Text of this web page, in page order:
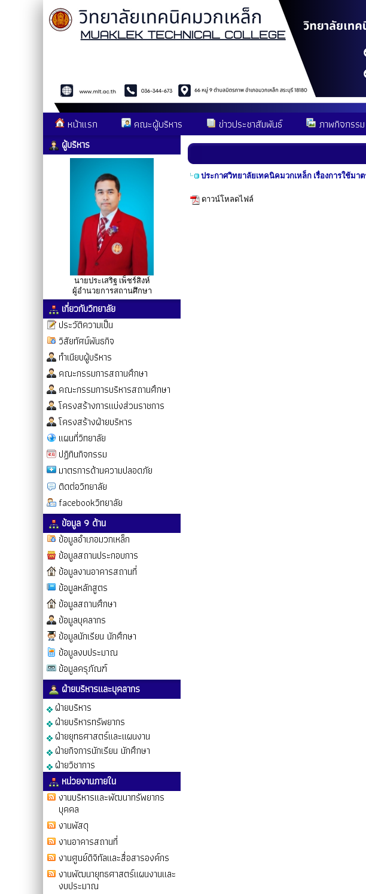
หน้าแรก คณะผู้บริหาร ข่าวประชาสัมพันธ์ ภาพกิจกรรม
ผู้บริหาร
นายประเสริฐ เพ็ชร์สิงห์
ผู้อำนวยการสถานศึกษา
เกี่ยวกับวิทยาลัย
ประวัติความเป็น
วิสัยทัศน์พันธกิจ
ทำเนียบผู้บริหาร
คณะกรรมการสถานศึกษา
คณะกรรมการบริหารสถานศึกษา
โครงสร้างการแบ่งส่วนราชการ
โครงสร้างฝ่ายบริหาร
แผนที่วิทยาลัย
ปฏิทินกิจกรรม
มาตรการด้านความปลอดภัย
ติดต่อวิทยาลัย
facebookวิทยาลัย
ข้อมูล 9 ด้าน
ข้อมูลอำเภอมวกเหล็ก
ข้อมูลสถานประกอบการ
ข้อมูลงานอาคารสถานที่
ข้อมูลหลักสูตร
ข้อมูลสถานศึกษา
ข้อมูลบุคลากร
ข้อมูลนักเรียน นักศึกษา
ข้อมูลงบประมาณ
ข้อมูลครุภัณฑ์
ฝ่ายบริหารและบุคลากร
ฝ่ายบริหาร
ฝ่ายบริหารทรัพยากร
ฝ่ายยุทธศาสตร์และแผนงาน
ฝ่ายกิจการนักเรียน นักศึกษา
ฝ่ายวิชาการ
หน่วยงานภายใน
งานบริหารและพัฒนาทรัพยากร
บุคคล
งานพัสดุ
งานอาคารสถานที่
งานศูนย์ดิจิทัลและสื่อสารองค์กร
งานพัฒนายุทธศาสตร์แผนงานและ
งบประมาณ
ประกาศวิทยาลัยเทคนิคมวกเหล็ก เรื่องการใช้ม
ดาวน์โหลดไฟล์